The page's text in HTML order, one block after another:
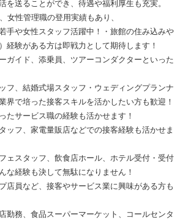
を送ることができ、待遇や福利厚生も充実。
女性管理職の登用実績もあり、
手や女性スタッフ活躍中！・旅館の住み込みや
経験がある方は即戦力として期待します！
ガイド、添乗員、ツアーコンダクターといった
フ、結婚式場スタッフ・ウェディングプランナ
界で培った接客スキルを活かしたい方も歓迎！
たサービス職の経験も活かせます！
ッフ、家電量販店などでの接客経験も活かせま
ェスタッフ、飲食店ホール、ホテル受付・受付
な経験も決して無駄になりません！
店員など、接客やサービス業に興味がある方も
勤務、食品スーパーマーケット、コールセンタ